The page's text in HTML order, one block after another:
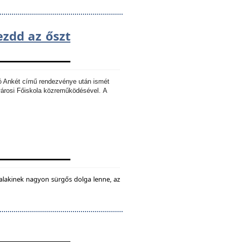
az őszt
című rendezvénye után ismét
Főiskola közreműködésével. A
nagyon sürgős dolga lenne, az